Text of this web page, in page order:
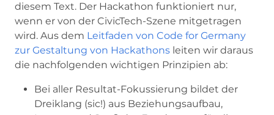
diesem Text. Der Hackathon funktioniert nur,
wenn er von der CivicTech-Szene mitgetragen
wird. Aus dem Leitfaden von Code for Germany
zur Gestaltung von Hackathons leiten wir daraus
die nachfolgenden wichtigen Prinzipien ab:
Bei aller Resultat-Fokussierung bildet der
Dreiklang (sic!) aus Beziehungsaufbau,